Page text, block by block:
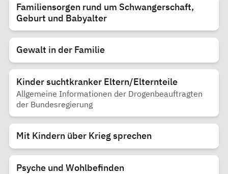
Familiensorgen rund um Schwangerschaft,
Geburt und Babyalter
Gewalt in der Familie
Kinder suchtkranker Eltern/Elternteile
Allgemeine Informationen der Drogenbeauftragten
der Bundesregierung
Mit Kindern über Krieg sprechen
Psyche und Wohlbefinden